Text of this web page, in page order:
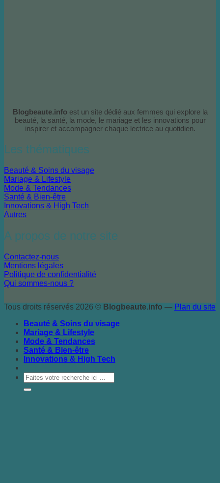
Blogbeaute.infoest un site dédié aux femmes qui explore la
beauté, la santé, la mode, le mariage et les innovations pour
inspirer et accompagner chaque lectrice au quotidien.
Les thématiques
Beauté & Soins du visage
Mariage & Lifestyle
Mode & Tendances
Santé & Bien-être
Innovations & High Tech
Autres
A propos de notre site
Contactez-nous
Mentions légales
Politique de confidentialité
Qui sommes-nous ?
Tous droits réservés 2026 © Blogbeaute.info — Plan du site
Beauté & Soins du visage
Mariage & Lifestyle
Mode & Tendances
Santé & Bien-être
Innovations & High Tech